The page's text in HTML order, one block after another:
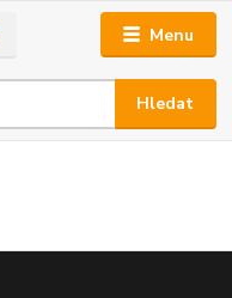
Menu
Hledat